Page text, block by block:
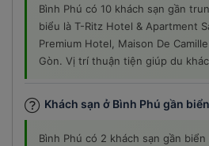
Bình Phú có 10 khách sạn gần
biểu là T-Ritz Hotel & Apartment
Premium Hotel, Maison De
Gòn. Vị trí thuận tiện giúp du
Khách sạn ở Bình Phú gần
Bình Phú có 2 khách sạn gần